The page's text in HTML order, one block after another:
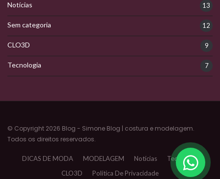
Notícias 13
Sem categoria 12
CLO3D 9
Tecnologia 7
© Copyright 2026 Blog - Simone Blog | costura e modelagem.
Todos os direitos reservados.
DICAS DE MODA MODELAGEM Notícias
Tecnologia
CLO3D
Política De Privacidade